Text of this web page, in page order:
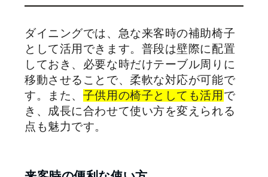
ダイニングでは、急な来客時の補助椅子
として活用できます。普段は壁際に配置
しておき、必要な時だけテーブル周りに
移動させることで、柔軟な対応が可能で
す。また、 子供用の椅子としても活用 で
き、成長に合わせて使い方を変えられる
点も魅力です。